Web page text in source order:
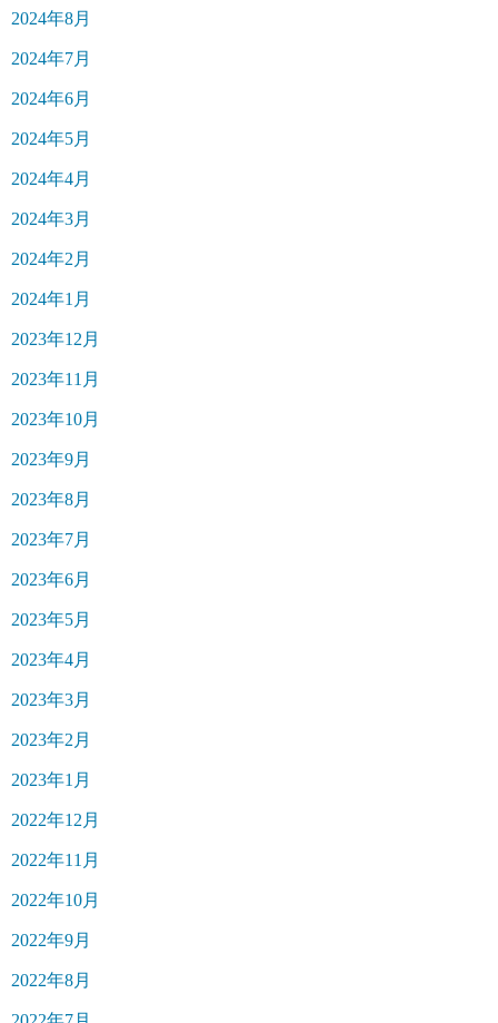
2024年8月
2024年7月
2024年6月
2024年5月
2024年4月
2024年3月
2024年2月
2024年1月
2023年12月
2023年11月
2023年10月
2023年9月
2023年8月
2023年7月
2023年6月
2023年5月
2023年4月
2023年3月
2023年2月
2023年1月
2022年12月
2022年11月
2022年10月
2022年9月
2022年8月